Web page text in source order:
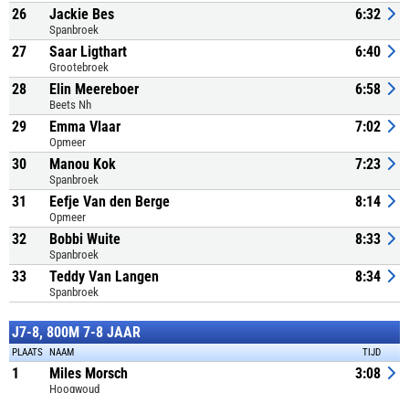
26 Jackie Bes
Spanbroek
6:32
27 Saar Ligthart
Grootebroek
6:40
28 Elin Meereboer
Beets Nh
6:58
29 Emma Vlaar
Opmeer
7:02
30 Manou Kok
Spanbroek
7:23
31 Eefje Van den Berge
Opmeer
8:14
32 Bobbi Wuite
Spanbroek
8:33
33 Teddy Van Langen
Spanbroek
8:34
J7-8, 800M 7-8 JAAR
PLAATS NAAM TIJD
1 Miles Morsch
Hoogwoud
3:08